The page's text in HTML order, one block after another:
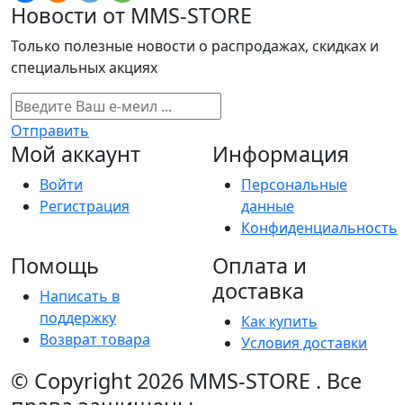
Новости от MMS-STORE
Только полезные новости о распродажах, скидках и
специальных акциях
Отправить
Мой аккаунт
Войти
Регистрация
Информация
Персональные
данные
Конфиденциальность
Помощь
Написать в
поддержку
Возврат товара
Оплата и
доставка
Как купить
Условия доставки
© Copyright 2026 MMS-STORE . Все